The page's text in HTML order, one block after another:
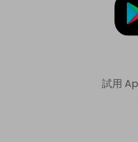
試用